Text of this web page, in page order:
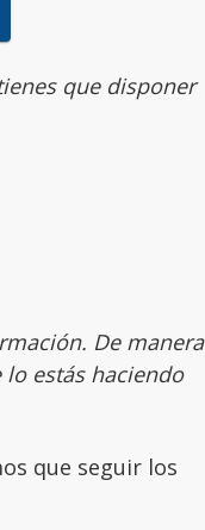
que disponer
De manera
estás haciendo
que seguir los